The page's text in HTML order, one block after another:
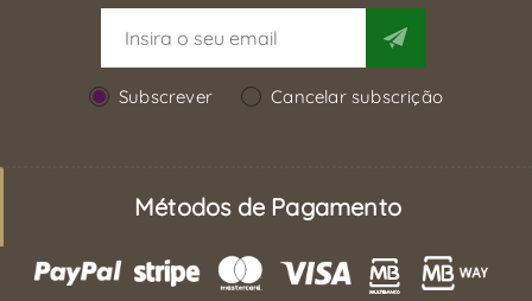
Subscrever Cancelar subscrição
Métodos de Pagamento